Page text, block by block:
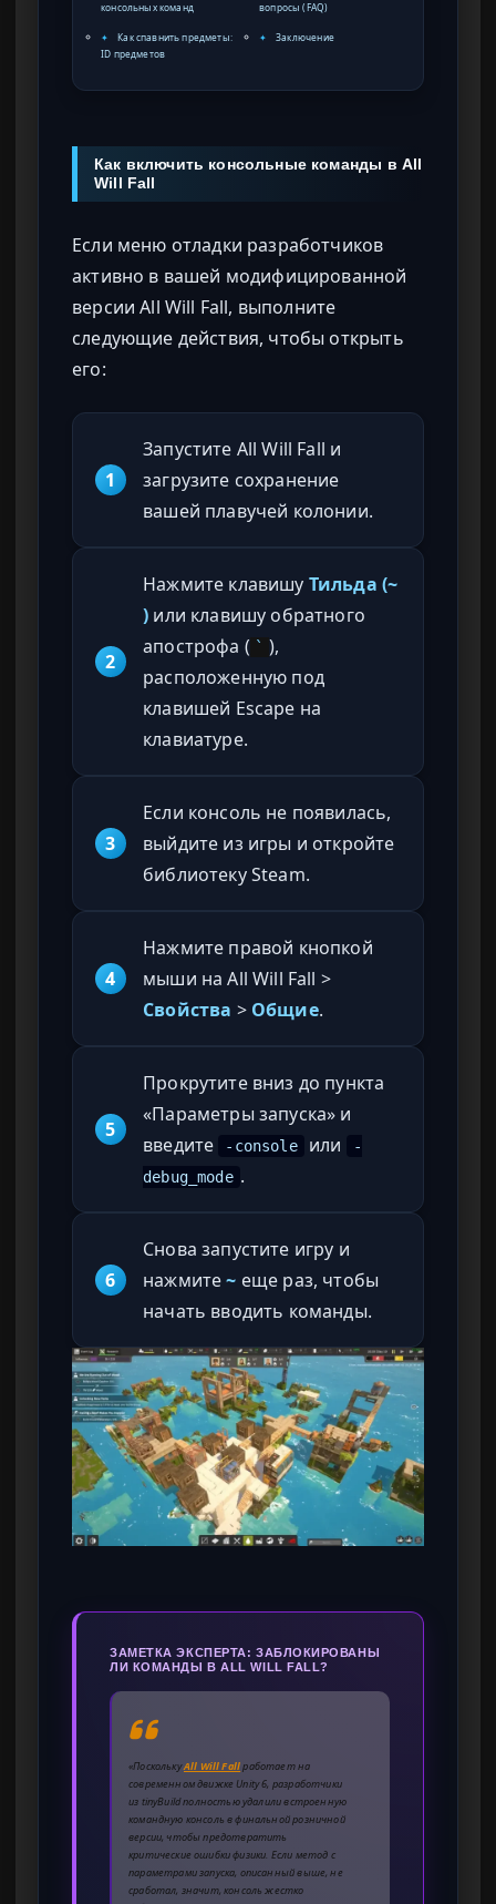
консольных команд
✦
Как спавнить предметы:
ID предметов
вопросы (FAQ)
✦ Заключение
Как включить консольные команды в All
Will Fall
Если меню отладки разработчиков
активно в вашей модифицированной
версии All Will Fall, выполните
следующие действия, чтобы открыть
его:
1
Запустите All Will Fall и
загрузите сохранение
вашей плавучей колонии.
2
Нажмите клавишу Тильда (~
) или клавишу обратного
апострофа ( ` ),
расположенную под
клавишей Escape на
клавиатуре.
3
Если консоль не появилась,
выйдите из игры и откройте
библиотеку Steam.
4
Нажмите правой кнопкой
мыши на All Will Fall >
Свойства > Общие.
5
Прокрутите вниз до пункта
«Параметры запуска» и
введите
-console или
-
debug_mode .
6
Снова запустите игру и
нажмите~ еще раз, чтобы
начать вводить команды.
ЗАМЕТКА ЭКСПЕРТА: ЗАБЛОКИРОВАНЫ
ЛИ КОМАНДЫ В ALL WILL FALL?
«ПосколькуAll Will Fallработает на
современном движке Unity 6, разработчики
из tinyBuild полностью удалили встроенную
командную консоль в финальной розничной
версии, чтобы предотвратить
критические ошибки физики. Если метод с
параметрами запуска, описанный выше, не
сработал, значит, консоль жестко